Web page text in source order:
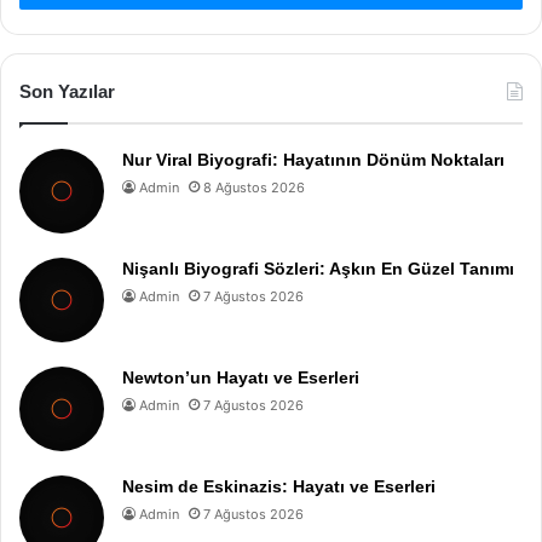
Son Yazılar
Nur Viral Biyografi: Hayatının Dönüm Noktaları
Admin 8 Ağustos 2026
Nişanlı Biyografi Sözleri: Aşkın En Güzel Tanımı
Admin 7 Ağustos 2026
Newton’un Hayatı ve Eserleri
Admin 7 Ağustos 2026
Nesim de Eskinazis: Hayatı ve Eserleri
Admin 7 Ağustos 2026